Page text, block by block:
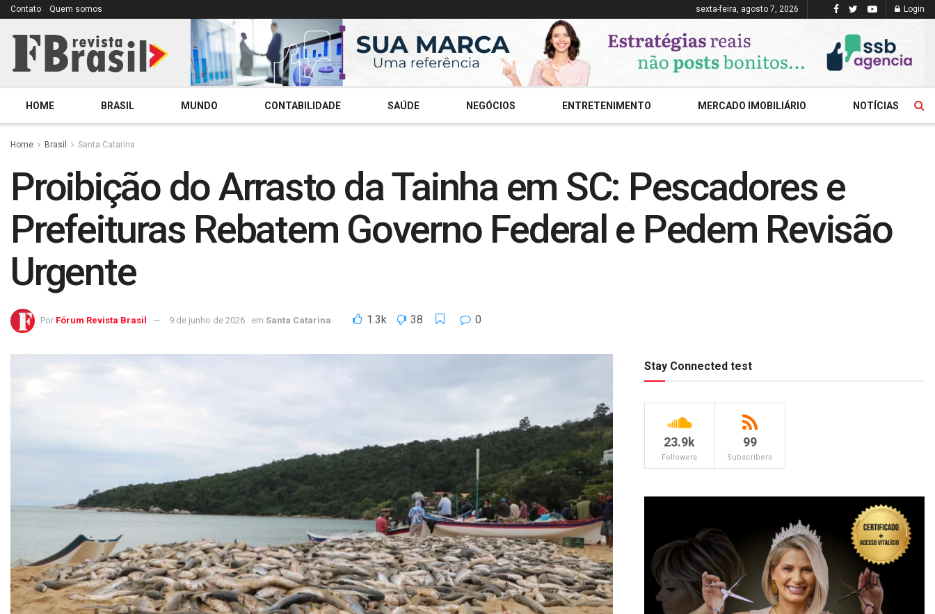
Contato Quem somos sexta-feira, agosto 7, 2026 Login
HOME BRASIL MUNDO CONTABILIDADE SAÚDE NEGÓCIOS ENTRETENIMENTO MERCADO IMOBILIÁRIO NOTÍCIAS
Home Brasil Santa Catarina
Proibição do Arrasto da Tainha em SC: Pescadores e
Prefeituras Rebatem Governo Federal e Pedem Revisão
Urgente
Por Fórum Revista Brasil 9 de junho de 2026 em Santa Catarina 1.3k 38 0
Stay Connected test
23.9k
Followers
99
Subscribers